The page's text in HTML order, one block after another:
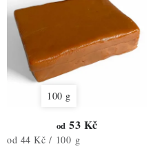
100 g
od 53 Kč
Měrná
od 44 Kč / 100 g